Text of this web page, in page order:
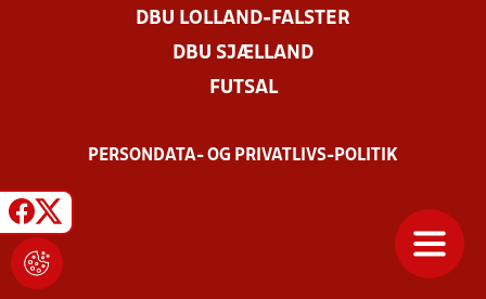
DBU LOLLAND-FALSTER
DBU SJÆLLAND
FUTSAL
PERSONDATA- OG PRIVATLIVS-POLITIK